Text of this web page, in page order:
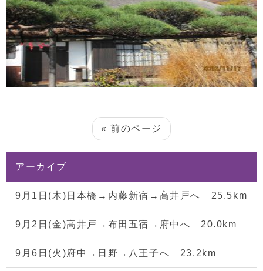
« 前のページ
アーカイブ
9月1日(木)日本橋→内藤新宿→高井戸へ 25.5km
9月2日(金)高井戸→布田五宿→府中へ 20.0km
9月6日(火)府中→日野→八王子へ 23.2km